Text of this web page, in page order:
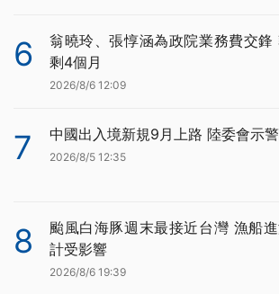
6
翁曉玲、張惇涵為政院業務費交鋒
剩4個月
2026/8/6 12:09
7 中國出入境新規9月上路 陸委會示
2026/8/5 12:35
8
颱風白海豚週末最接近台灣 漁船
計受影響
2026/8/6 19:39